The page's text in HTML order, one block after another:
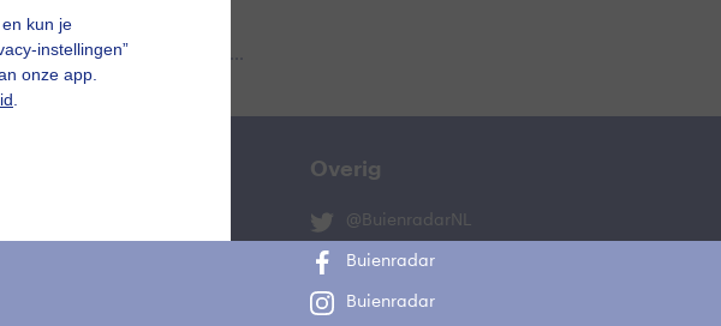
kun je
instellingen”
onze app.
Een moment geduld aub...
Overig
@BuienradarNL
Buienradar
Buienradar